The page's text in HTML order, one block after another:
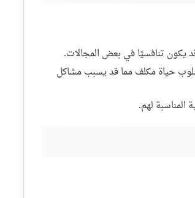
يكون تنافسيًا في بعض المجالات.
حياة مكلف مما قد يسبب مشاكل
لهم.